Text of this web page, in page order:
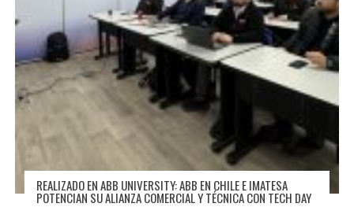
REALIZADO EN ABB UNIVERSITY: ABB EN CHILE E IMATESA
POTENCIAN SU ALIANZA COMERCIAL Y TÉCNICA CON TECH DAY